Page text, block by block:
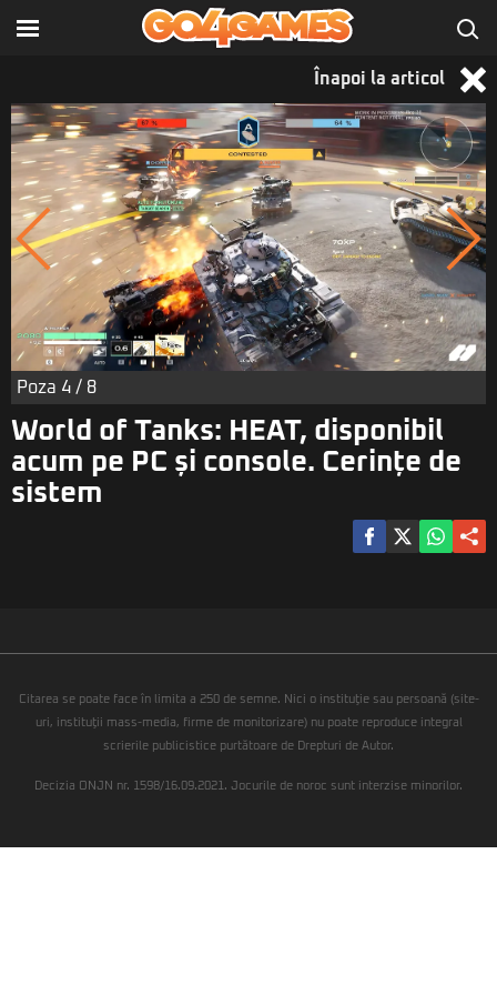
Înapoi la articol
Poza 4 / 8
World of Tanks: HEAT, disponibil
acum pe PC și console. Cerințe de
sistem
Citarea se poate face în limita a 250 de semne. Nici o instituţie sau persoană (site-
uri, instituţii mass-media, firme de monitorizare) nu poate reproduce integral
scrierile publicistice purtătoare de Drepturi de Autor.
Decizia ONJN nr. 1598/16.09.2021. Jocurile de noroc sunt interzise minorilor.